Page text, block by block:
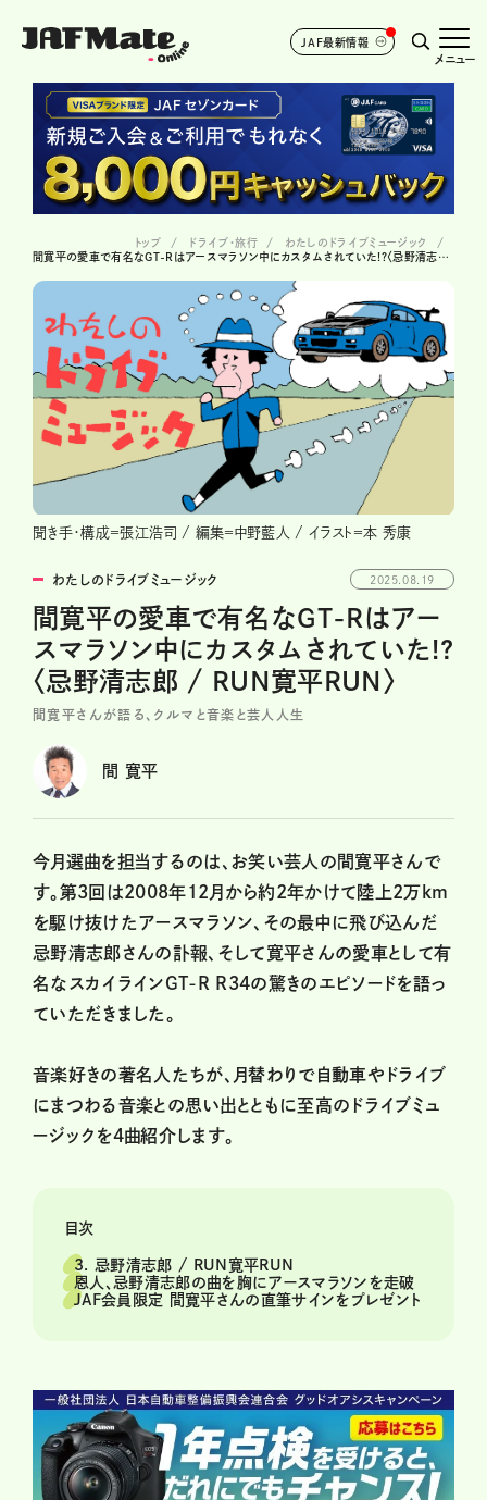
JAF最新情報
メニュー
トップ ドライブ･旅行
わたしのドライブミュージック
間寛平の愛車で有名なGT-Rはアースマラソン中にカスタムされていた!?〈忌野清志郎 / RUN寛平RUN〉
聞き手・構成＝張江浩司 / 編集＝中野藍人 / イラスト＝本 秀康
わたしのドライブミュージック 2025.08.19
間寛平の愛車で有名なGT-Rはアー
スマラソン中にカスタムされていた!?
〈忌野清志郎 / RUN寛平RUN〉
間寛平さんが語る、クルマと音楽と芸人人生
間 寛平
今月選曲を担当するのは、お笑い芸人の間寛平さんで
す。第3回は2008年12月から約2年かけて陸上2万km
を駆け抜けたアースマラソン、その最中に飛び込んだ
忌野清志郎さんの訃報、そして寛平さんの愛車として有
名なスカイラインGT-R R34の驚きのエピソードを語っ
ていただきました。
音楽好きの著名人たちが、月替わりで自動車やドライブ
にまつわる音楽との思い出とともに至高のドライブミュ
ージックを4曲紹介します。
目次
3. 忌野清志郎 / RUN寛平RUN
恩人、忌野清志郎の曲を胸にアースマラソンを走破
JAF会員限定 間寛平さんの直筆サインをプレゼント